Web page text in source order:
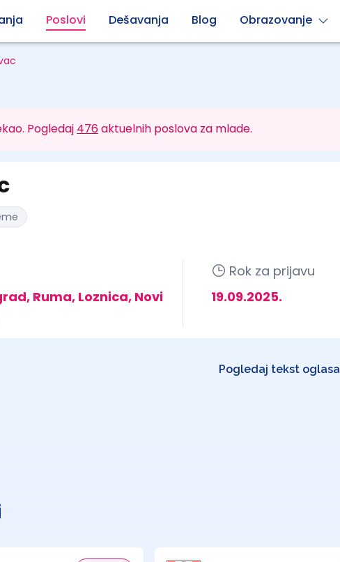
Poslovi Dešavanja Blog Obrazovanje
Pogledaj 476aktuelnih poslova za mlade.
Ruma, Loznica, Novi
Rok za prijavu
19.09.2025.
Pogledaj tekst oglasa